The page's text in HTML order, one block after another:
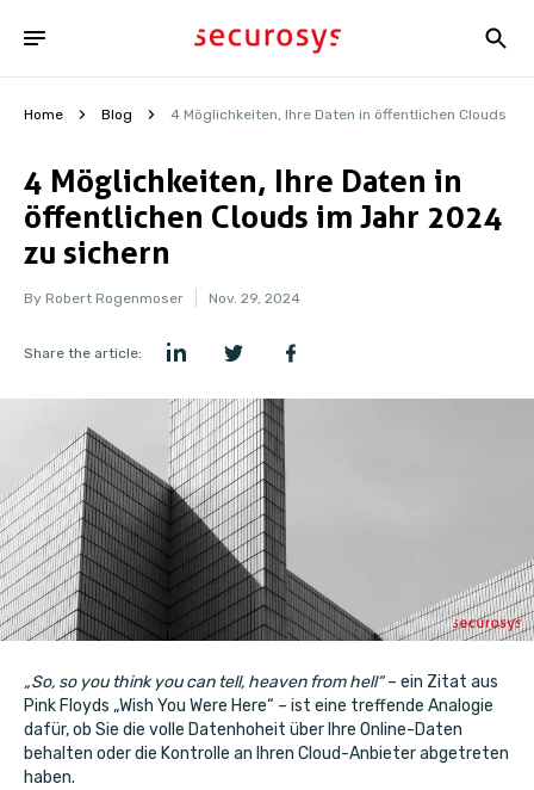
Home Blog 4 Möglichkeiten, Ihre Daten in öffentlichen Clouds
4 Möglichkeiten, Ihre Daten in
öffentlichen Clouds im Jahr 2024
zu sichern
By Robert Rogenmoser Nov. 29, 2024
Share the article:
„So, so you think you can tell, heaven from hell“– ein Zitat aus
Pink Floyds „Wish You Were Here“ – ist eine treffende Analogie
dafür, ob Sie die volle Datenhoheit über Ihre Online-Daten
behalten oder die Kontrolle an Ihren Cloud-Anbieter abgetreten
haben.